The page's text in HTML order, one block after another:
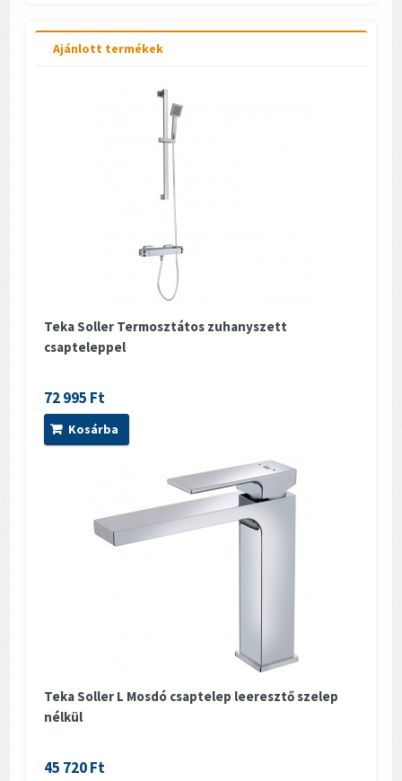
Ajánlott termékek
Teka Soller Termosztátos zuhanyszett
csapteleppel
72 995 Ft
Kosárba
Teka Soller L Mosdó csaptelep leeresztő szelep
nélkül
45 720 Ft